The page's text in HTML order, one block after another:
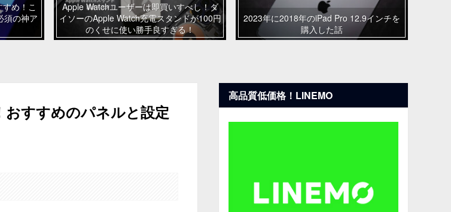
め！こ
須の神ア
Apple Watchユーザーは即買いすべし！ダ
イソーのApple Watch充電スタンドが100円
のくせに使い勝手良すぎる！
2023年に2018年のiPad Pro 12.9インチを
購入した話
すすめのパネルと設定
高品質低価格！LINEMO